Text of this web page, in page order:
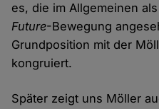
es, die im Allgemeinen
Future-Bewegung
Grundposition mit der
kongruiert.
Später zeigt uns Möller